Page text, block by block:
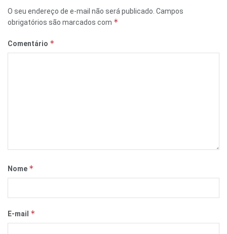
O seu endereço de e-mail não será publicado. Campos
obrigatórios são marcados com *
Comentário *
Nome *
E-mail *